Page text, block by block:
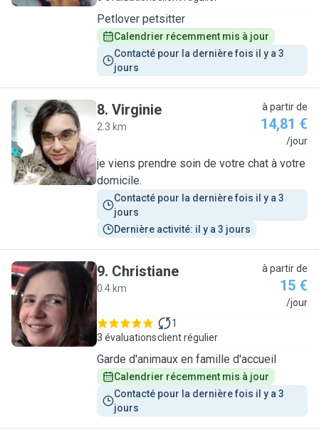
Petlover petsitter
Calendrier récemment mis à jour
Contacté pour la dernière fois il y a 3
jours
V
8. Virginie
2.3 km
à partir de
14,81 €
/jour
je viens prendre soin de votre chat à votre
domicile.
Contacté pour la dernière fois il y a 3
jours
Dernière activité: il y a 3 jours
C
9. Christiane
0.4 km
à partir de
15 €
/jour
3 évaluations
1
client régulier
Garde d'animaux en famille d'accueil
Calendrier récemment mis à jour
Contacté pour la dernière fois il y a 3
jours